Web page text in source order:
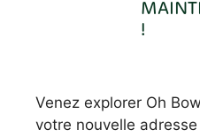
!
Venez explorer Oh
votre nouvelle